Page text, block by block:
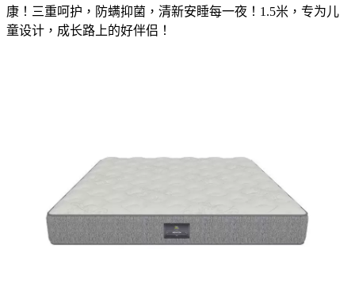
康！三重呵护，防螨抑菌，清新安睡每一夜！1.5米，专为儿
童设计，成长路上的好伴侣！